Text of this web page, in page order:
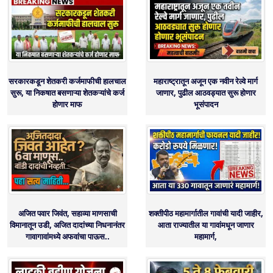
सरकारकडून शेतकरी कर्जमाफीची हालचाल
सुरू, या निकषात बसणाऱ्या शेतकऱ्यांचे कर्ज
होणार माफ
महाराष्ट्रातून अजून एक नवीन रेल्वे मार्ग
जाणार, पुढील आठवड्यात सुरू होणार
भूसंपादन
अजित पवार जिवंत, सहाव्या माणसाची
विमानातून उडी, अजित दादांच्या निधनानंतर
गावागावांमध्ये अफवांचा पाऊस..
शक्तीपीठ महामार्गातील गावांची यादी जाहीर,
आता राज्यातील या गावांमधून जाणार
महामार्ग,